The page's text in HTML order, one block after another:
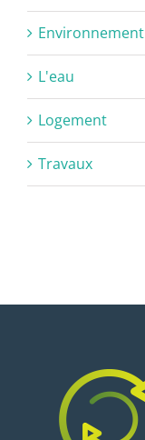
Environnement
L'eau
Logement
Travaux